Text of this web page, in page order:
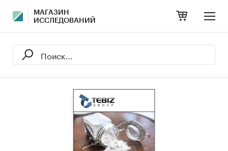
МАГАЗИН
ИССЛЕДОВАНИЙ